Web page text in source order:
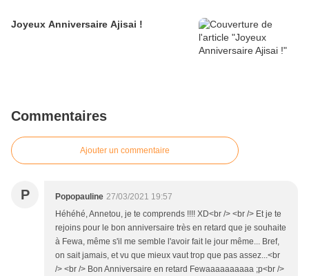
Joyeux Anniversaire Ajisai !
Commentaires
Ajouter un commentaire
P Popopauline 27/03/2021 19:57
Héhéhé, Annetou, je te comprends !!!! XD<br /> <br /> Et je te
rejoins pour le bon anniversaire très en retard que je souhaite
à Fewa, même s'il me semble l'avoir fait le jour même... Bref,
on sait jamais, et vu que mieux vaut trop que pas assez...<br
/> <br /> Bon Anniversaire en retard Fewaaaaaaaaaa ;p<br />